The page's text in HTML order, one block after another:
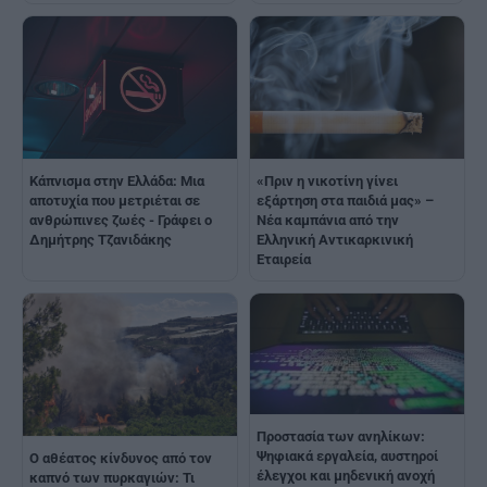
Κάπνισμα στην Ελλάδα: Μια
αποτυχία που μετριέται σε
ανθρώπινες ζωές - Γράφει ο
Δημήτρης Τζανιδάκης
«Πριν η νικοτίνη γίνει
εξάρτηση στα παιδιά μας» –
Νέα καμπάνια από την
Ελληνική Αντικαρκινική
Εταιρεία
Ο αθέατος κίνδυνος από τον
καπνό των πυρκαγιών: Τι
Προστασία των ανηλίκων:
Ψηφιακά εργαλεία, αυστηροί
έλεγχοι και μηδενική ανοχή